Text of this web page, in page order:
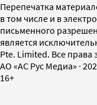
Перепечатка
в том числе и в
письменного
является
Pte. Limited. Все
AO «АС Рус Медиа» ·
16+